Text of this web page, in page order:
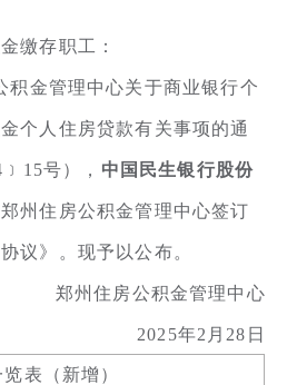
缴存职工：
积金管理中心关于商业银行个
个人住房贷款有关事项的通
号）， 中国民生银行股份
州住房公积金管理中心签订
议》。现予以公布。
郑州住房公积金管理中心
2025年2月28日
表（新增）